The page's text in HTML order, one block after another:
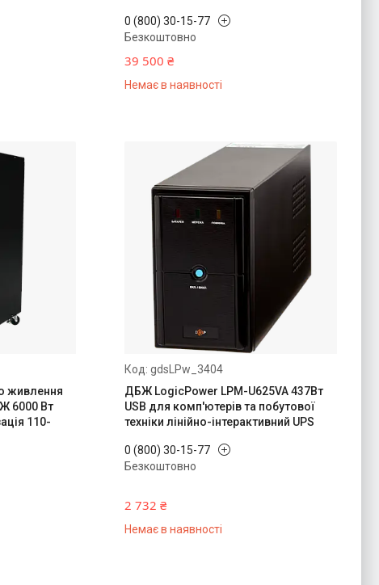
0 (800) 30-15-77
Безкоштовно
39 500 ₴
Немає в наявності
живлення
6000 Вт
110-
gdsLPw_3404
ДБЖ LogicPower LPM-U625VA 437Вт
USB для комп'ютерів та побутової
техніки лінійно-інтерактивний UPS
0 (800) 30-15-77
Безкоштовно
2 732 ₴
Немає в наявності